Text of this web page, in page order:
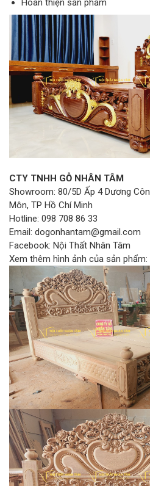
Hoàn thiện sản phẩm
CTY TNHH GỖ NHÂN TÂM
Showroom: 80/5D Ấp 4 Dương
Môn, TP Hồ Chí Minh
Hotline: 098 708 86 33
Email: dogonhantam@gmail.com
Facebook: Nội Thất Nhân Tâm
Xem thêm hình ảnh của sản phẩm: